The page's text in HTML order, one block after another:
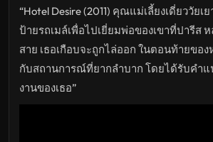
ไทย
เต็ม
เรื่อง
HD
อัปเดต
ล่าสุด
“Hotel Desire (2011) คุณแม่เลี้ยงเดี่ยววัยเ
ป้ายรถเมล์เพื่อไปเยี่ยมพ่อของเขาที่ปารีส
สาย เธอเกือบจะถูกไล่ออก ในตอนท้ายขอ
กับสถานการณ์ที่ยากลำบาก โดยได้รับคำแ
งานของเธอ”